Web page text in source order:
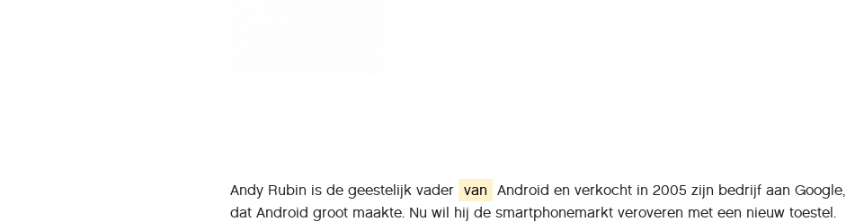
Andy Rubin is de geestelijk vader van
Android en verkocht in 2005 zijn bedrijf aan Google,
dat Android groot maakte. Nu wil hij de smartphonemarkt veroveren met een nieuw toestel.